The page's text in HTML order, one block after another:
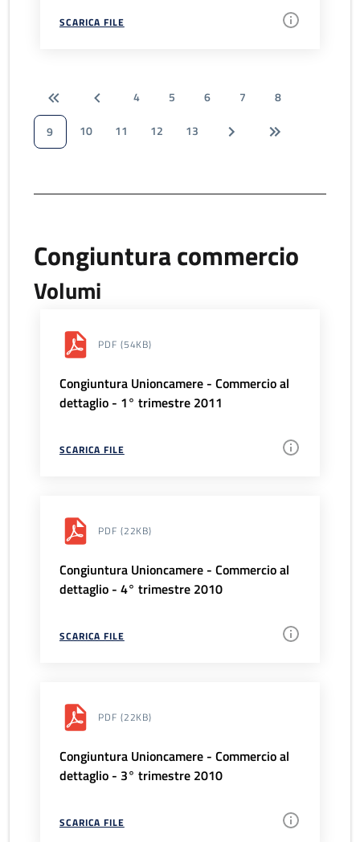
SCARICA FILE
4 5 6 7
8
9
10 11 12 13
Congiuntura commercio
Volumi
PDF (54KB)
Congiuntura Unioncamere - Commercio al
dettaglio - 1° trimestre 2011
SCARICA FILE
PDF (22KB)
Congiuntura Unioncamere - Commercio al
dettaglio - 4° trimestre 2010
SCARICA FILE
PDF (22KB)
Congiuntura Unioncamere - Commercio al
dettaglio - 3° trimestre 2010
SCARICA FILE